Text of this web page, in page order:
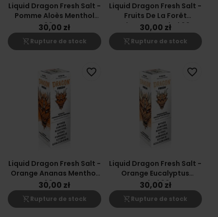
Liquid Dragon Fresh Salt -
Pomme Aloès Menthol
20mg
30,00 zł
shopping_cart_off Rupture de stock
Liquid Dragon Fresh Salt -
Fruits De La Forêt
Eucalyptus Menthol 20mg
30,00 zł
shopping_cart_off Rupture de stock
Liquid Dragon Fresh Salt -
Orange Ananas Menthol
20mg
30,00 zł
shopping_cart_off Rupture de stock
favorite_border
Liquid Dragon Fresh Salt -
Orange Eucalyptus
Menthol 20mg
30,00 zł
shopping_cart_off Rupture de stock
favorite_border